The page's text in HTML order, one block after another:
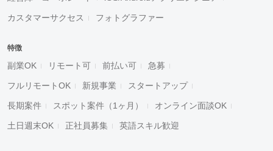
カスタマーサクセス フォトグラファー
特徴
副業OK リモート可 前払い可 急募
フルリモートOK 新規事業 スタートアップ
長期案件 スポット案件（1ヶ月） オンライン面談OK
土日週末OK 正社員募集 英語スキル歓迎